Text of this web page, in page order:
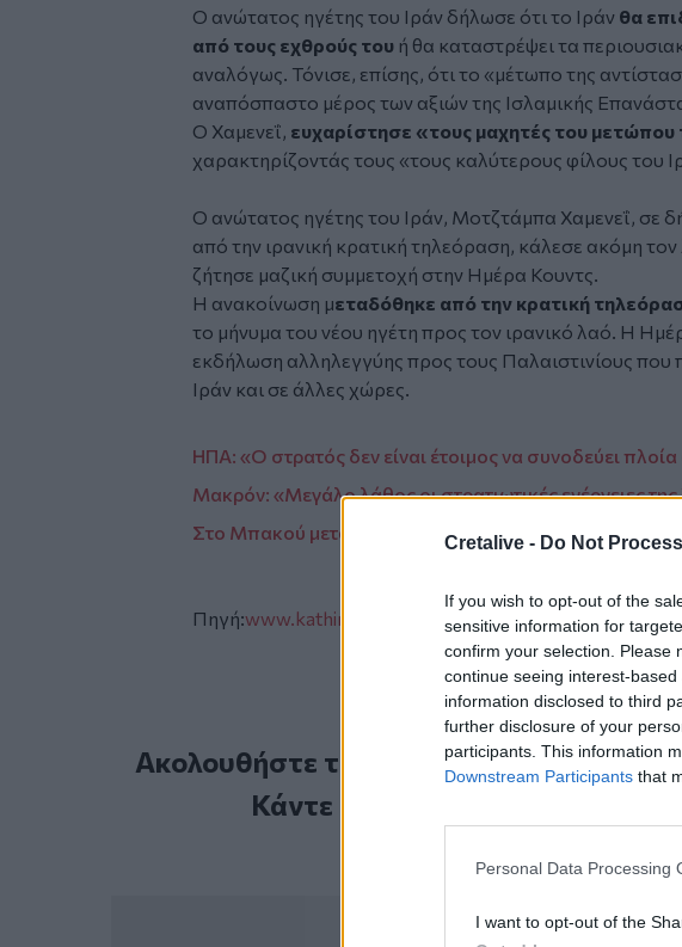
Cretalive - Do Not
If you wish to opt-out of the
sensitive information for
confirm your selection. Please
continue seeing interest-
information disclosed to third
further disclosure of your
participants. This information
Downstream Participants that
Personal Data Processing
I want to opt-out of the
Ο ανώτατος ηγέτης του Ιράν δήλωσε ότι το Ιράν θα
από τους εχθρούς του ή θα καταστρέψει τα
αναλόγως. Τόνισε, επίσης, ότι το «μέτωπο της
αναπόσπαστο μέρος των αξιών της Ισλαμικής
O Χαμενεΐ, ευχαρίστησε «τους μαχητές του μετώπου
χαρακτηρίζοντάς τους «τους καλύτερους φίλους του
Ο ανώτατος ηγέτης του Ιράν, Μοτζτάμπα Χαμενεΐ, σε
από την ιρανική κρατική τηλεόραση, κάλεσε ακόμη τον
ζήτησε μαζική συμμετοχή στην Ημέρα Κουντς.
Η ανακοίνωση μεταδόθηκε από την κρατική
το μήνυμα του νέου ηγέτη προς τον ιρανικό λαό. Η
εκδήλωση αλληλεγγύης προς τους Παλαιστινίους που
Ιράν και σε άλλες χώρες.
ΗΠΑ: «Ο στρατός δεν είναι έτοιμος να συνοδεύει
Μακρόν: «Μεγάλο λάθος οι στρατιωτικές ενέργειες
Στο Μπακού μεταφέρεται η πρεσβεία της Ελλάδας στην
Πηγή:www.kathimerini.gr
Ακολουθήστε το Cretalive στο Google
Κάντε εγγραφή στο κανάλι μας